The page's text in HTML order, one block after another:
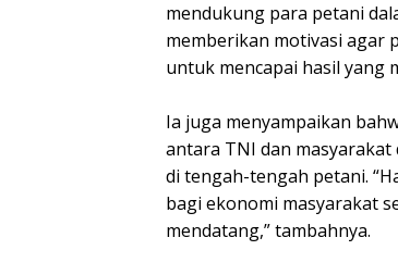
mendukung para petani
memberikan motivasi agar
untuk mencapai hasil yang
Ia juga menyampaikan
antara TNI dan
di tengah-tengah petani.
bagi ekonomi masyarakat
mendatang,” tambahnya.